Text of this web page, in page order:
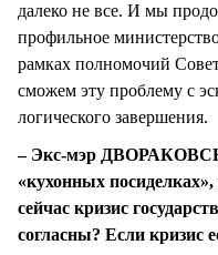
далеко не все. И мы
профильное
рамках полномочий
сможем эту проблему с
логического завершения.
– Экс-мэр
«кухонных
сейчас кризис
согласны? Если кризис